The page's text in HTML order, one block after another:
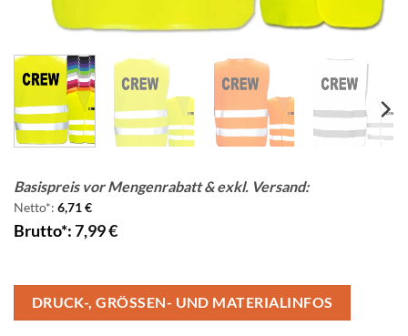
Basispreis vor Mengenrabatt & exkl. Versand:
Netto*: 6,71€
Brutto*:7,99€
DRUCK-, GRÖSSEN- UND MATERIALINFOS